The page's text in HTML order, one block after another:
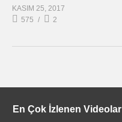
KASIM 25, 2017
575
2
En Çok İzlenen Videolar